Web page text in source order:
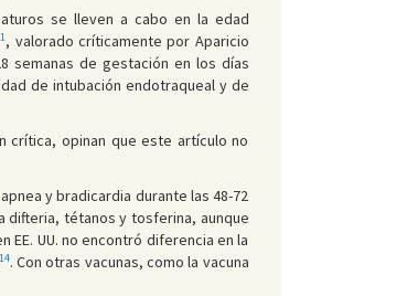
se lleven a cabo en la edad
, valorado críticamente por Aparicio
semanas de gestación en los días
de intubación endotraqueal y de
crítica, opinan que este artículo no
y bradicardia durante las 48-72
difteria, tétanos y tosferina, aunque
UU. no encontró diferencia en la
14. Con otras vacunas, como la vacuna